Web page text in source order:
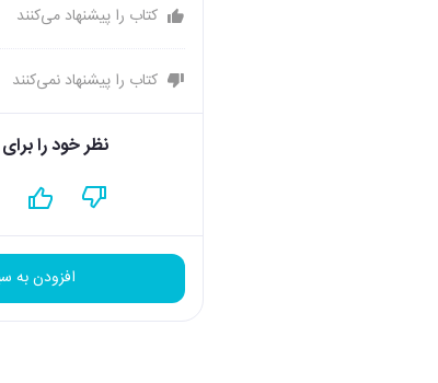
کتاب را پیشنهاد می‌کنند
کتاب را پیشنهاد نمی‌کنند
نظر خود را
افزودن به